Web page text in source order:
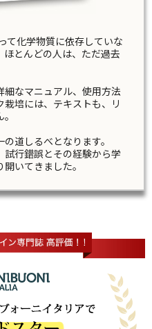
て化学物質に依存していな
とんどの人は、ただ過去
なマニュアル、使用方法
培には、テキストも、リ
道しるべとなります。
行錯誤とその経験から学
いてきました。